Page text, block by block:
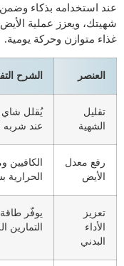
عند استخدامه بذكاء
شهيتك، ويعزز عملية
غذاء متوازن وحركة يومية.
العنصر الشرح
تقليل
الشهية
يُقلل شاي
عند شربه
رفع معدل
الأيض
الحرارية
تعزيز
الأداء
البدني
يوفّر
التمارين